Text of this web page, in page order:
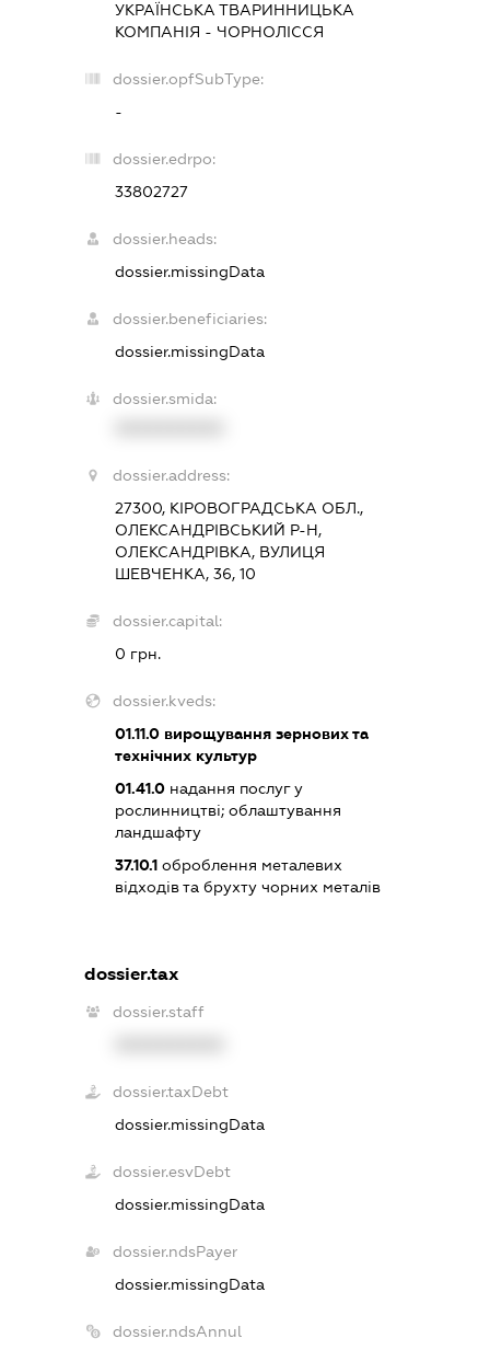
УКРАЇНСЬКА ТВАРИННИЦЬКА
КОМПАНІЯ - ЧОРНОЛІССЯ
dossier.opfSubType:
-
dossier.edrpo:
33802727
dossier.heads:
dossier.missingData
dossier.beneficiaries:
dossier.missingData
dossier.smida:
dossier.address:
27300, КІРОВОГРАДСЬКА ОБЛ.,
ОЛЕКСАНДРІВСЬКИЙ Р-Н,
ОЛЕКСАНДРІВКА, ВУЛИЦЯ
ШЕВЧЕНКА, 36, 10
dossier.capital:
0 грн.
dossier.kveds:
01.11.0вирощування зернових та
технічних культур
01.41.0надання послуг у
рослинництві; облаштування
ландшафту
37.10.1оброблення металевих
відходів та брухту чорних металів
dossier.tax
dossier.staff
dossier.taxDebt
dossier.missingData
dossier.esvDebt
dossier.missingData
dossier.ndsPayer
dossier.missingData
dossier.ndsAnnul